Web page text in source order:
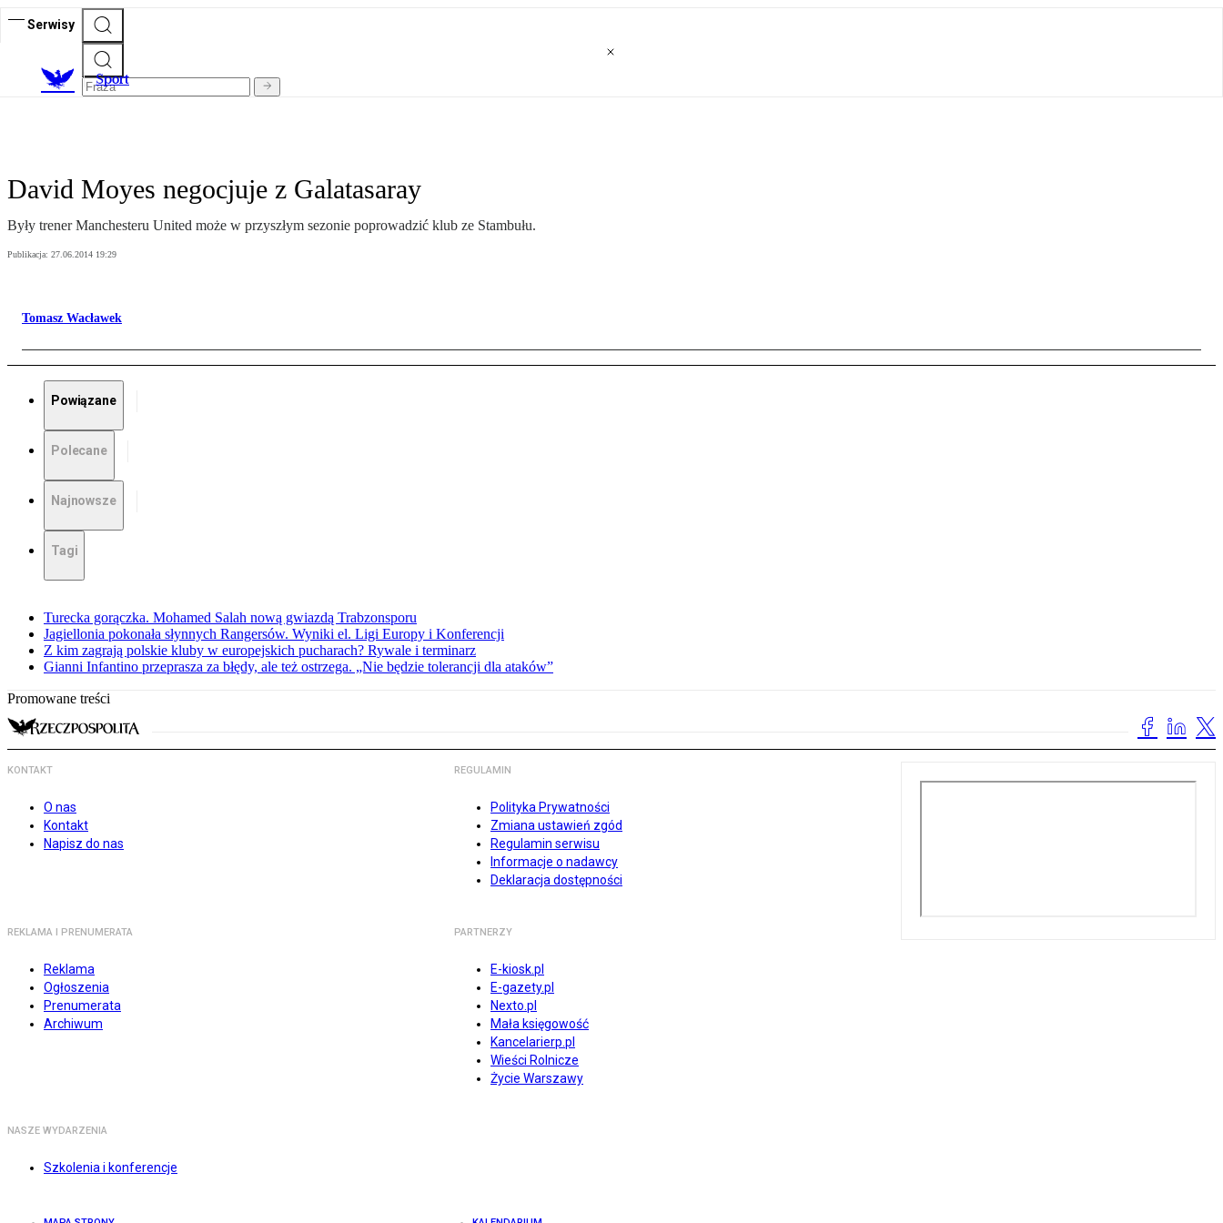
Serwisy
Sport
David Moyes negocjuje z Galatasaray
Były trener Manchesteru United może w przyszłym sezonie poprowadzić klub ze Stambułu.
Publikacja: 27.06.2014 19:29
Tomasz Wacławek
Powiązane
Polecane
Najnowsze
Tagi
Turecka gorączka. Mohamed Salah nową gwiazdą Trabzonsporu
Jagiellonia pokonała słynnych Rangersów. Wyniki el. Ligi Europy i Konferencji
Z kim zagrają polskie kluby w europejskich pucharach? Rywale i terminarz
Gianni Infantino przeprasza za błędy, ale też ostrzega. „Nie będzie tolerancji dla ataków”
Promowane treści
KONTAKT
O nas
Kontakt
Napisz do nas
REGULAMIN
Polityka Prywatności
Zmiana ustawień zgód
Regulamin serwisu
Informacje o nadawcy
Deklaracja dostępności
REKLAMA I PRENUMERATA
Reklama
Ogłoszenia
Prenumerata
Archiwum
PARTNERZY
E-kiosk.pl
E-gazety.pl
Nexto.pl
Mała księgowość
Kancelarierp.pl
Wieści Rolnicze
Życie Warszawy
NASZE WYDARZENIA
Szkolenia i konferencje